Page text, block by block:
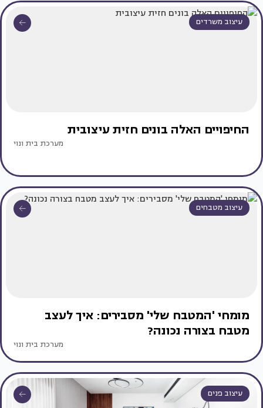
עיצוב משרדים
החיפויים האלה בונים חזית עיצובית
מערכת בית ונוי
עיצוב מטבחים
מומחי 'המטבח שלי' מסבירים: איך לעצב
מטבח בצורה נכונה?
מערכת בית ונוי
עיצוב פנים